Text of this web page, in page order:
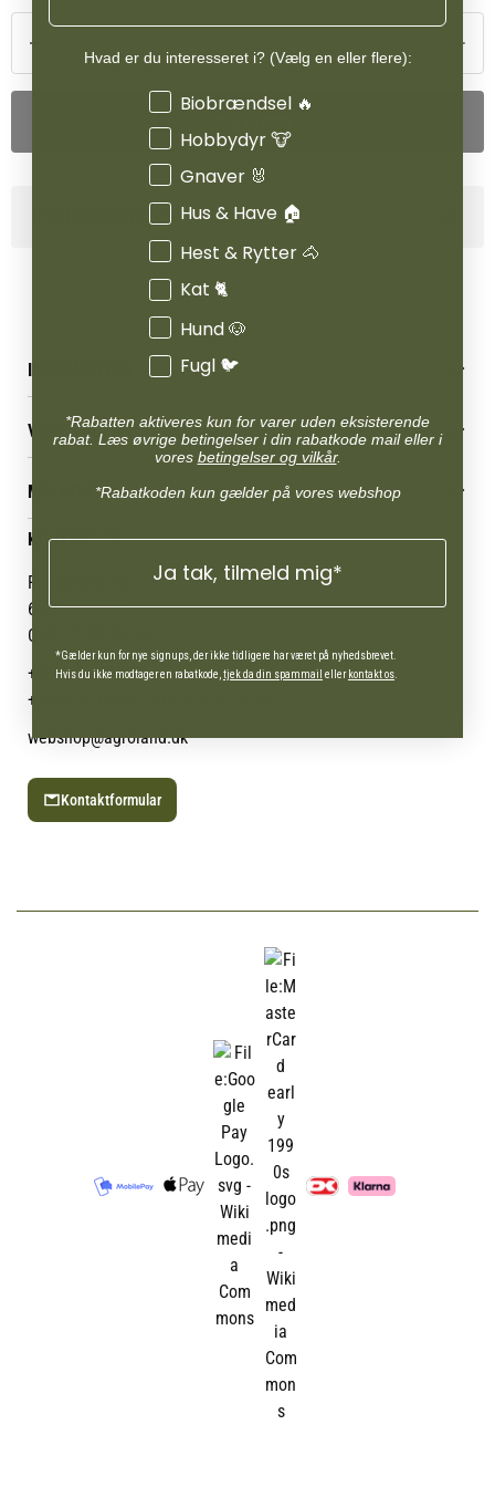
Produktinformation
INFORMATION
Reklamations- & fortrydelsesret
Levering & afhentning
Følg din bestilling
Persondatapolitik
Cookies
VORES BUTIK
Job
Mærker
Om os
Om Vestjyllands Andel
Blog
Ofte stillede spørgsmål
MIN KONTO
Administrer min konto
KONTAKT OS
Pantonevej 10
6580 Vamdrup
CVR: 21 38 54 84
+45 7692 2900
AgroLand Vamdrup
+45 4630 0885
webshop@agroland.dk
Kontaktformular
Hvad er du interesseret i? (Vælg en eller flere):
Interesser
Biobrændsel 🔥
Hobbydyr 🐮
Gnaver 🐰
Hus & Have 🏠
Hest & Rytter 🐴
Kat 🐈
Hund 🐶
Fugl 🐦
*Rabatten aktiveres kun for varer uden eksisterende
rabat. Læs øvrige betingelser i din rabatkode mail eller i
vores betingelser og vilkår.
*Rabatkoden kun gælder på vores webshop
Ja tak, tilmeld mig*
*Gælder kun for nye signups, der ikke tidligere har været på nyhedsbrevet.
Hvis du ikke modtager en rabatkode, tjek da din spammail ellerkontakt os